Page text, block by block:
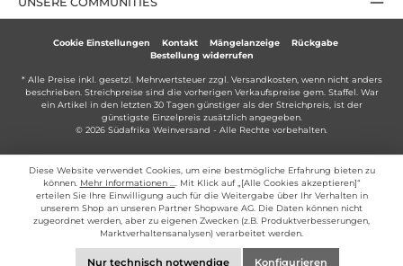
Cookie Einstellungen Kontakt Mängelanzeige
Rückgabe
Bestellung widerrufen
* Alle Preise inkl. gesetzl. Mehrwertsteuer zzgl. Versandkosten, wenn nicht anders
beschrieben. Streichpreise sind die vorherigen Verkaufspreise gem. Staffel. War
ein Artikel in den letzten 30 Tagen günstiger als der Streichpreis, ist der
günstigste Einzelpreis zusätzlich angegeben.
© 2026 Südafrika Weinversand - Alle Rechte vorbehalten.
Diese Website verwendet Cookies, um eine bestmögliche Erfahrung bieten zu
können. Mehr Informationen ...
. Mit Klick auf „[Alle Cookies akzeptieren]“
erteilen Sie Ihre Einwilligung auch für die Weitergabe über Ihr Verhalten in
unserem Shop an unseren Partner Shopware AG. Die Daten können nicht
zugeordnet werden, aber zu eigenen Zwecken (z.B. Produktverbesserungen,
Marktverhaltensanalysen) verarbeitet werden.
Nur technisch notwendige Konfigurieren